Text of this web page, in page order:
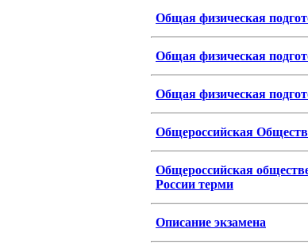
Общая физическая
Общая физическая
Общая физическая
Общероссийская
Общероссийская
России терми
Описание экзамена